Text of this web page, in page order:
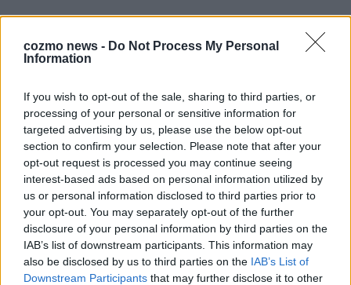
cozmo news - Do Not Process My Personal
Information
If you wish to opt-out of the sale, sharing to third parties, or
processing of your personal or sensitive information for
targeted advertising by us, please use the below opt-out
section to confirm your selection. Please note that after your
opt-out request is processed you may continue seeing
interest-based ads based on personal information utilized by
us or personal information disclosed to third parties prior to
your opt-out. You may separately opt-out of the further
disclosure of your personal information by third parties on the
IAB’s list of downstream participants. This information may
also be disclosed by us to third parties on the IAB’s List of
Downstream Participants that may further disclose it to other
enttäuscht, Israel polarisiert
EUROVISION
ESC 2026 Finale: JJ mit Mozart-Eröffnung, Eurovision-
Allstars und Parov Stelar als Interval Acts
Mai 2026
EUROVISION
ESC 2026 Grand Final: Startreihenfolge steht – alle 25 Acts
und wer wann auf die Bühne kommt
Mai 2026